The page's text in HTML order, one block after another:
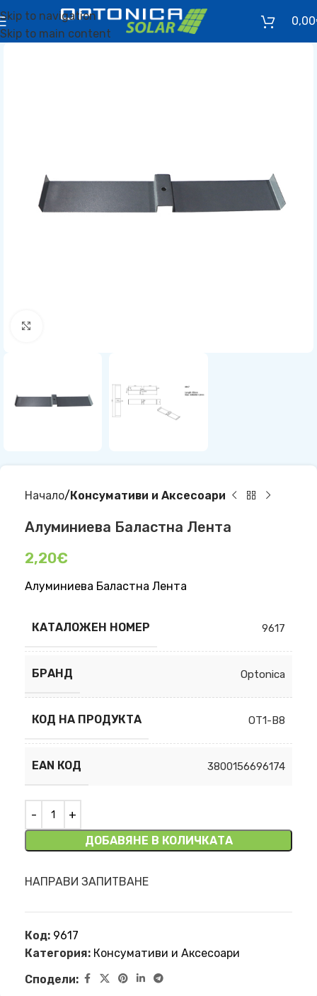
Skip to navigation
Skip to main content
0,00
Начало Консумативи и Аксесоари
Алуминиева Баластна Лента
2,20€
Алуминиева Баластна Лента
КАТАЛОЖЕН НОМЕР 9617
БРАНД Optonica
КОД НА ПРОДУКТА OT1-B8
EAN КОД 3800156696174
ДОБАВЯНЕ В КОЛИЧКАТА
НАПРАВИ ЗАПИТВАНЕ
Код: 9617
Категория: Консумативи и Аксесоари
Сподели: